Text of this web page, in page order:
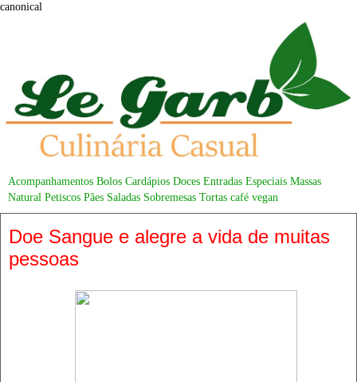
canonical
Acompanhamentos Bolos Cardápios Doces Entradas Especiais Massas
Natural Petiscos Pães Saladas Sobremesas Tortas café vegan
Doe Sangue e alegre a vida de muitas
pessoas